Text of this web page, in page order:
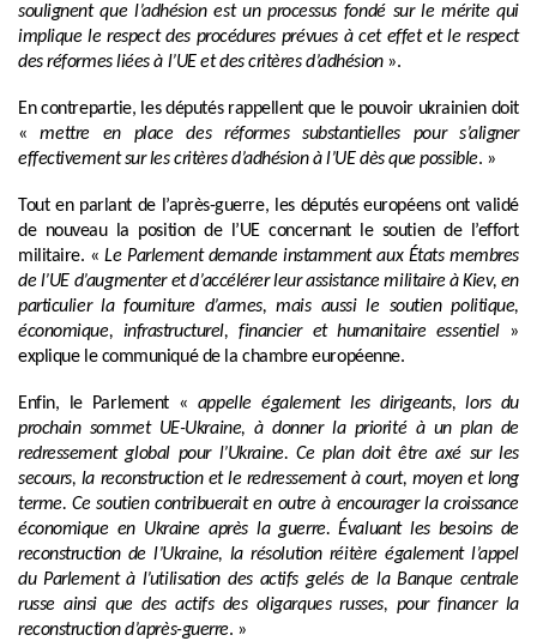
soulignent que l’adhésion est un processus fondé sur le mérite qui
implique le respect des procédures prévues à cet effet et le respect
des réformes liées à l’UE et des critères d’adhésion».
En contrepartie, les députés rappellent que le pouvoir ukrainien doit
«mettre en place des réformes substantielles pour s’aligner
effectivement sur les critères d’adhésion à l’UE dès que possible. »
Tout en parlant de l’après-guerre, les députés européens ont validé
de nouveau la position de l’UE concernant le soutien de l’effort
militaire. «Le Parlement demande instamment aux États membres
de l’UE d’augmenter et d’accélérer leur assistance militaire à Kiev, en
particulier la fourniture d’armes, mais aussi le soutien politique,
économique, infrastructurel, financier et humanitaire essentiel»
explique le communiqué de la chambre européenne.
Enfin, le Parlement « appelle également les dirigeants, lors du
prochain sommet UE-Ukraine, à donner la priorité à un plan de
redressement global pour l’Ukraine. Ce plan doit être axé sur les
secours, la reconstruction et le redressement à court, moyen et long
terme. Ce soutien contribuerait en outre à encourager la croissance
économique en Ukraine après la guerre. Évaluant les besoins de
reconstruction de l’Ukraine, la résolution réitère également l’appel
du Parlement à l’utilisation des actifs gelés de la Banque centrale
russe ainsi que des actifs des oligarques russes, pour financer la
reconstruction d’après-guerre. »